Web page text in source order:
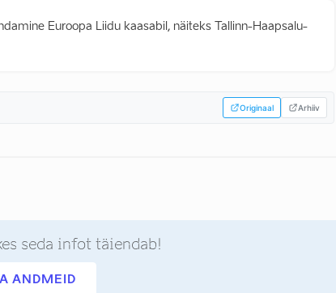
Euroopa Liidu kaasabil, näiteks Tallinn-Haapsalu-
Originaal Arhiiv
seda infot täiendab!
ANDMEID